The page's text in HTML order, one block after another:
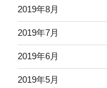
2019年8月
2019年7月
2019年6月
2019年5月